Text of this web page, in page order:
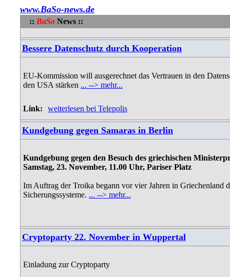
www.BaSo-news.de
:: BaSo News ::
Bessere Datenschutz durch Kooperation
EU-Kommission will ausgerechnet das Vertrauen in den
den USA stärken ... --> mehr...
Link: weiterlesen bei Telepolis
Kundgebung gegen Samaras in Berlin
Kundgebung gegen den Besuch des griechischen
Samstag, 23. November, 11.00 Uhr, Pariser Platz
Im Auftrag der Troika begann vor vier Jahren in Griechenland
Sicherungssysteme. ... --> mehr...
Cryptoparty 22. November in Wuppertal
Einladung zur Cryptoparty